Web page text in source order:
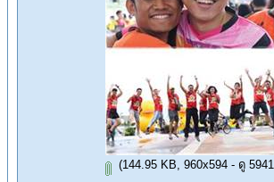
(144.95 KB, 960x594 - ดู